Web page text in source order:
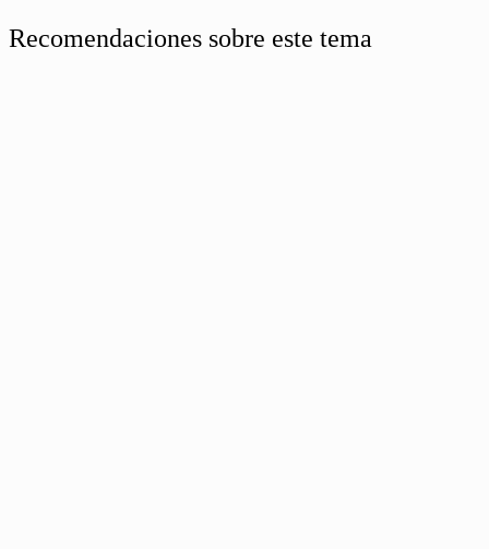
Recomendaciones sobre este tema